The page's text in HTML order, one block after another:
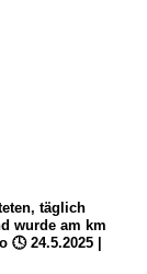
täglich
wurde am km
24.5.2025 |